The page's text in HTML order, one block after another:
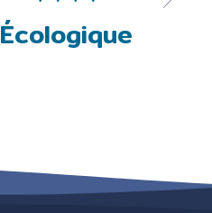
Écologique